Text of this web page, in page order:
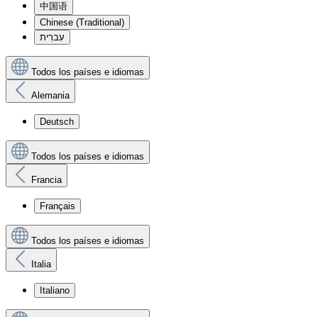
中国语
Chinese (Traditional)
עִברִית
Todos los países e idiomas
Alemania
Deutsch
Todos los países e idiomas
Francia
Français
Todos los países e idiomas
Italia
Italiano